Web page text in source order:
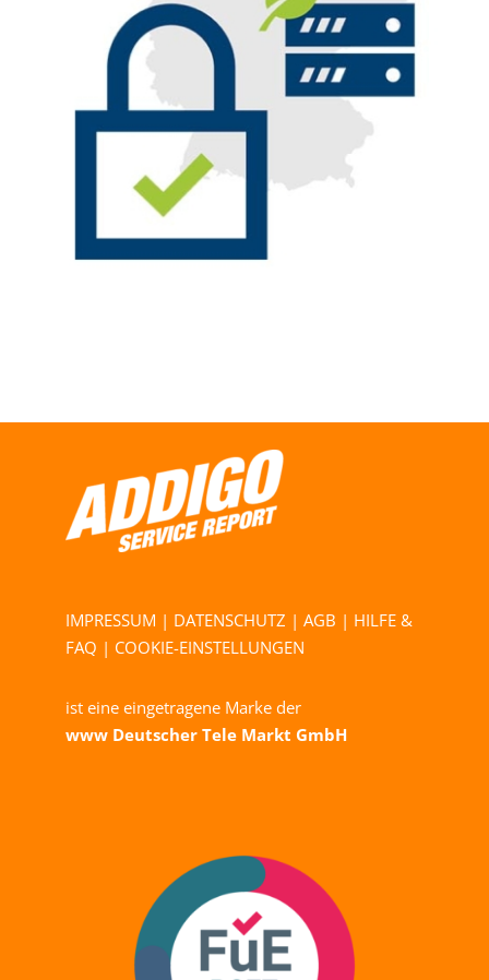
IMPRESSUM | DATENSCHUTZ | AGB | HILFE &
FAQ | COOKIE-EINSTELLUNGEN
ist eine eingetragene Marke der
www Deutscher Tele Markt GmbH